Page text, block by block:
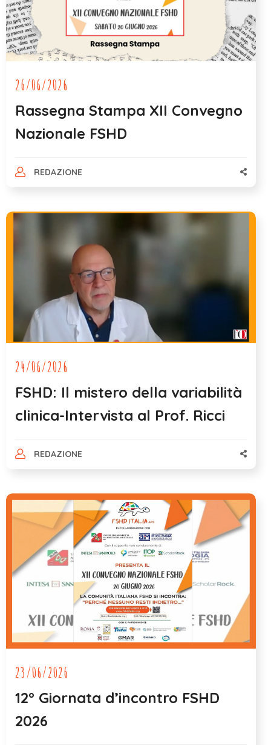
26/06/2026
Rassegna Stampa XII Convegno
Nazionale FSHD
REDAZIONE
24/06/2026
FSHD: Il mistero della variabilità
clinica-Intervista al Prof. Ricci
REDAZIONE
23/06/2026
12° Giornata d’incontro FSHD
2026